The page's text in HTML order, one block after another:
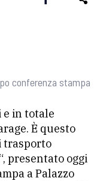
conferenza stampa
e in totale
È questo
trasporto
“, presentato oggi
a Palazzo